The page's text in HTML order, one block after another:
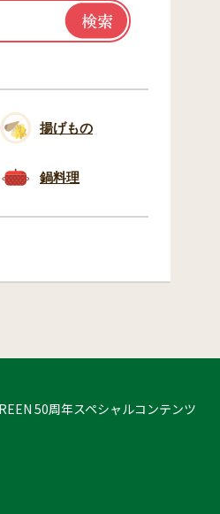
揚げもの
鍋料理
50周年スペシャルコンテンツ